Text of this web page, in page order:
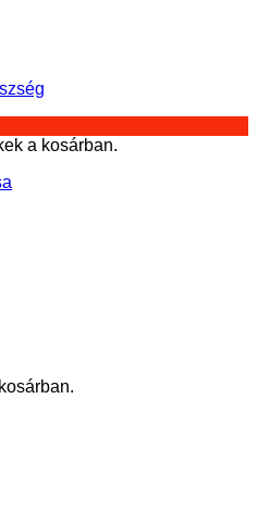
a kosárban.